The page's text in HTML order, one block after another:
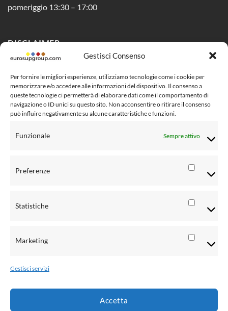
Gestisci Consenso
Per fornire le migliori esperienze, utilizziamo tecnologie come i cookie per
memorizzare e/o accedere alle informazioni del dispositivo. Il consenso a
queste tecnologie ci permetterà di elaborare dati come il comportamento di
navigazione o ID unici su questo sito. Non acconsentire o ritirare il consenso
può influire negativamente su alcune caratteristiche e funzioni.
Funzionale Sempre attivo
Preferenze
Statistiche
Marketing
Gestisci servizi
Accetta
pomeriggio 13:30 – 17:00
DISCLAIMER
Privacy Policy
Cookie Policy (UE)
Social Media Policy
Condizioni di vendita al pubblico
Informativa Privacy clienti
Informativa Privacy rivenditori